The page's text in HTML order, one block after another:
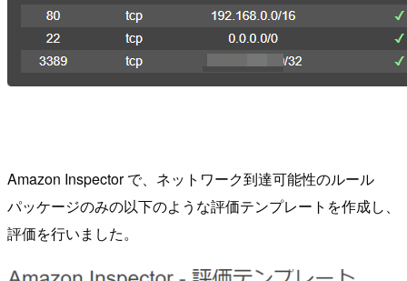
Amazon Inspector で、ネットワーク到達可能性のルール
パッケージのみの以下のような評価テンプレートを作成し、
評価を行いました。